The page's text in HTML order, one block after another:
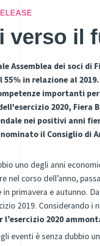
verso il
Assemblea dei soci di
in relazione al
importanti
2020, Fiera
nei positivi anni
nominato il Consiglio
uno degli anni
nel corso dell’anno,
primavera e autunno.
2019. Considerando
2020
eventi è senza dubbio